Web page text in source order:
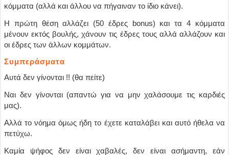
κόμματα (αλλά και άλλου να πήγαιναν το ίδιο κάνει).
Η πρώτη θέση αλλάζει (50 έδρες bonus) και τα 4 κόμματα
μένουν εκτός βουλής, χάνουν τις έδρες τους αλλά αλλάζουν και
οι έδρες των άλλων κομμάτων.
Συμπεράσματα
Αυτά δεν γίνονται !! (θα πείτε)
Ναι δεν γίνονται(απαντώ για να μην χαλάσουμε τις καρδιές
μας).
Αλλά το νόημα όμως ήδη το έχετε καταλάβει και αυτό ήθελα να
πετύχω.
Καμία ψήφος δεν είναι χαβαλές, δεν είναι ασήμαντη, εάν